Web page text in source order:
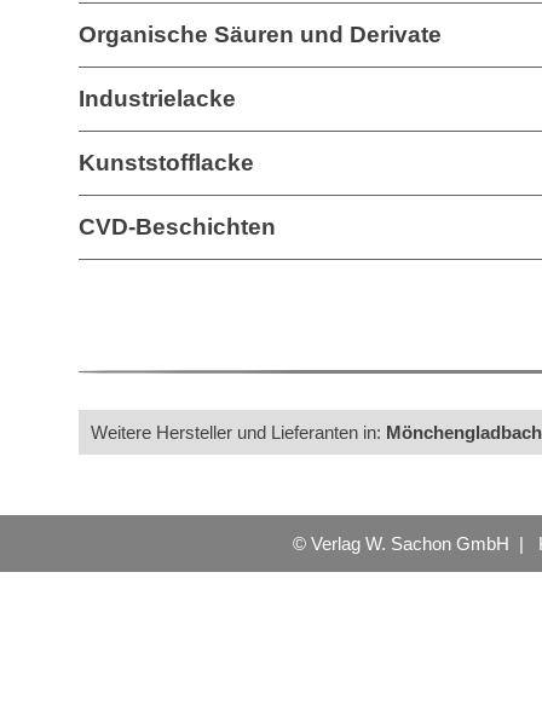
Organische Säuren und Derivate
Industrielacke
Kunststofflacke
CVD-Beschichten
Weitere Hersteller und Lieferanten in: Mönchengladbach
© Verlag W. Sachon GmbH |